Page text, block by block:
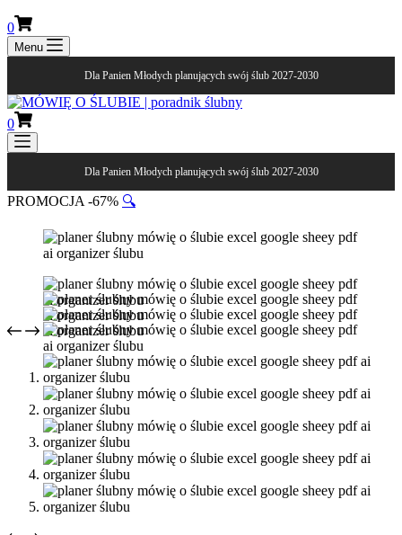
0
Menu
Dla Panien Młodych planujących swój ślub 2027-2030
0
Dla Panien Młodych planujących swój ślub 2027-2030
PROMOCJA -67% 🔍